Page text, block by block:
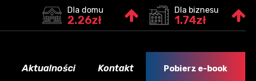
Dla domu
2.26zł
Dla biznesu
1.74zł
Aktualności Kontakt Pobierz e-book